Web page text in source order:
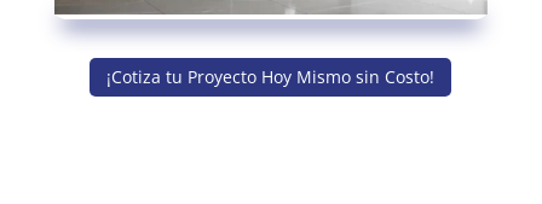
¡Cotiza tu Proyecto Hoy Mismo sin Costo!